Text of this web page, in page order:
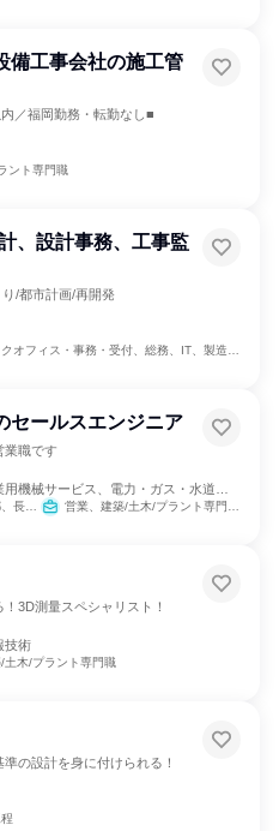
備工事会社の施工管
／福岡勤務・転勤なし■
ント専門職
、設計事務、工事監
/都市計画/再開発
・事務・受付、総務、IT、製造・生産工程、建築/土木/プラント専門職、カスタマーサクセス、カスタマーサポート/コールセンター
セールスエンジニア
業職です
機械サービス、電力・ガス・水道・
、熊本県、大分県、鹿児島県 営業、建築/土木/プラント専門職、製造・生産工程
3D測量スペシャリスト！
技術
土木/プラント専門職
の設計を身に付けられる！